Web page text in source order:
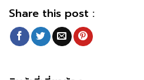
Share this post :